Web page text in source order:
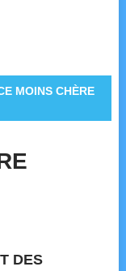
MOINS CHÈRE
DES